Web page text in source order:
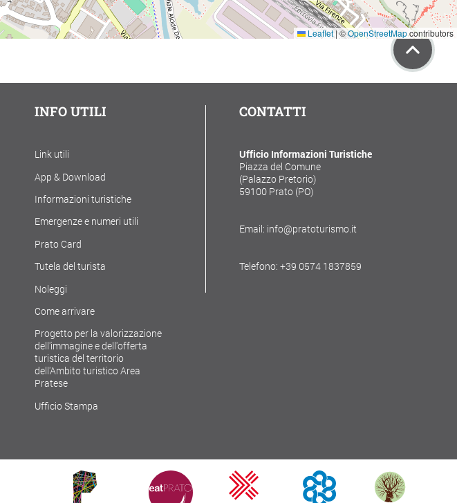
Leaflet|©OpenStreetMapcontributors
INFO UTILI
Link utili
App & Download
Informazioni turistiche
Emergenze e numeri utili
Prato Card
Tutela del turista
Noleggi
Come arrivare
Progetto per la valorizzazione
dell'immagine e dell'offerta
turistica del territorio
dell'Ambito turistico Area
Pratese
Ufficio Stampa
CONTATTI
Ufficio Informazioni Turistiche
Piazza del Comune
(Palazzo Pretorio)
59100 Prato (PO)
Email: info@pratoturismo.it
Telefono: +39 0574 1837859